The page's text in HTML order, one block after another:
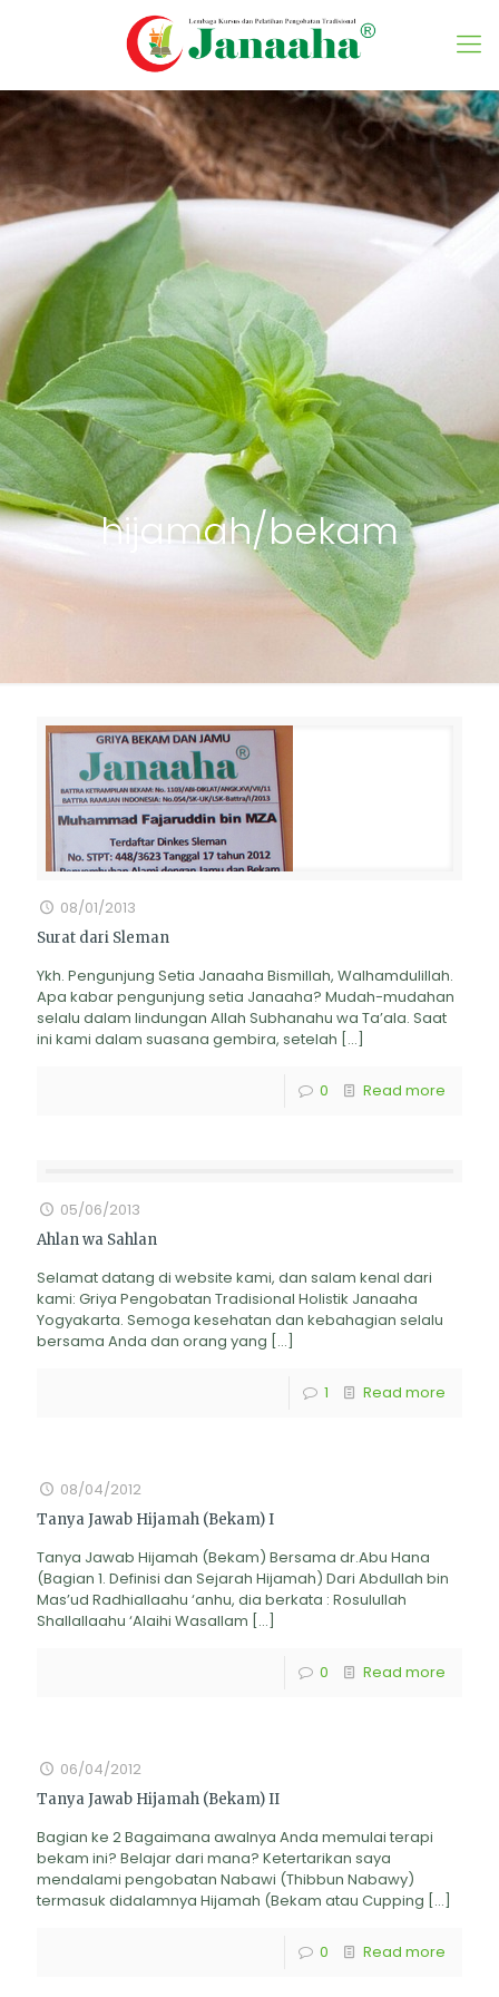
hijamah/bekam
08/01/2013
Surat dari Sleman
Ykh. Pengunjung Setia Janaaha Bismillah, Walhamdulillah.
Apa kabar pengunjung setia Janaaha? Mudah-mudahan
selalu dalam lindungan Allah Subhanahu wa Ta’ala. Saat
ini kami dalam suasana gembira, setelah […]
0 Read more
05/06/2013
Ahlan wa Sahlan
Selamat datang di website kami, dan salam kenal dari
kami: Griya Pengobatan Tradisional Holistik Janaaha
Yogyakarta. Semoga kesehatan dan kebahagian selalu
bersama Anda dan orang yang […]
1 Read more
08/04/2012
Tanya Jawab Hijamah (Bekam) I
Tanya Jawab Hijamah (Bekam) Bersama dr.Abu Hana
(Bagian 1. Definisi dan Sejarah Hijamah) Dari Abdullah bin
Mas’ud Radhiallaahu ‘anhu, dia berkata : Rosulullah
Shallallaahu ‘Alaihi Wasallam […]
0 Read more
06/04/2012
Tanya Jawab Hijamah (Bekam) II
Bagian ke 2 Bagaimana awalnya Anda memulai terapi
bekam ini? Belajar dari mana? Ketertarikan saya
mendalami pengobatan Nabawi (Thibbun Nabawy)
termasuk didalamnya Hijamah (Bekam atau Cupping […]
0 Read more